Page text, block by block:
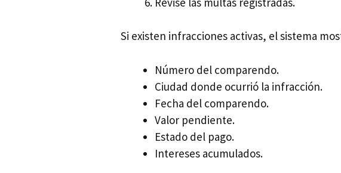
Si existen infracciones activas, el sistema
Número del comparendo.
Ciudad donde ocurrió la infracción.
Fecha del comparendo.
Valor pendiente.
Estado del pago.
Intereses acumulados.